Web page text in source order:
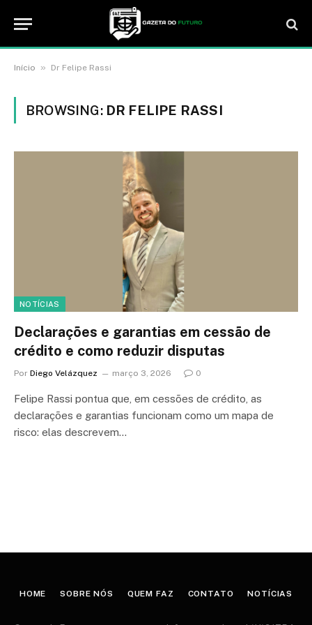
Início » Dr Felipe Rassi
BROWSING: DR FELIPE RASSI
NOTÍCIAS
Declarações e garantias em cessão de
crédito e como reduzir disputas
Por Diego Velázquez março 3, 2026 0
Felipe Rassi pontua que, em cessões de crédito, as
declarações e garantias funcionam como um mapa de
risco: elas descrevem…
HOME SOBRE NÓS QUEM FAZ CONTATO NOTÍCIAS